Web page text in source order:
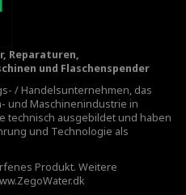
Reparaturen,
und Flaschenspender
/ Handelsunternehmen, das
und Maschinenindustrie in
technisch ausgebildet und haben
und Technologie als
Produkt. Weitere